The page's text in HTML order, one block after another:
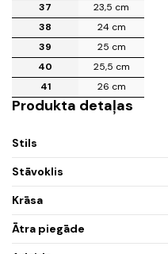
37
23,5 cm
38
24 cm
39
25 cm
40
25,5 cm
41
26 cm
Produkta detaļas
Stils
Stāvoklis
Krāsa
Ātra piegāde